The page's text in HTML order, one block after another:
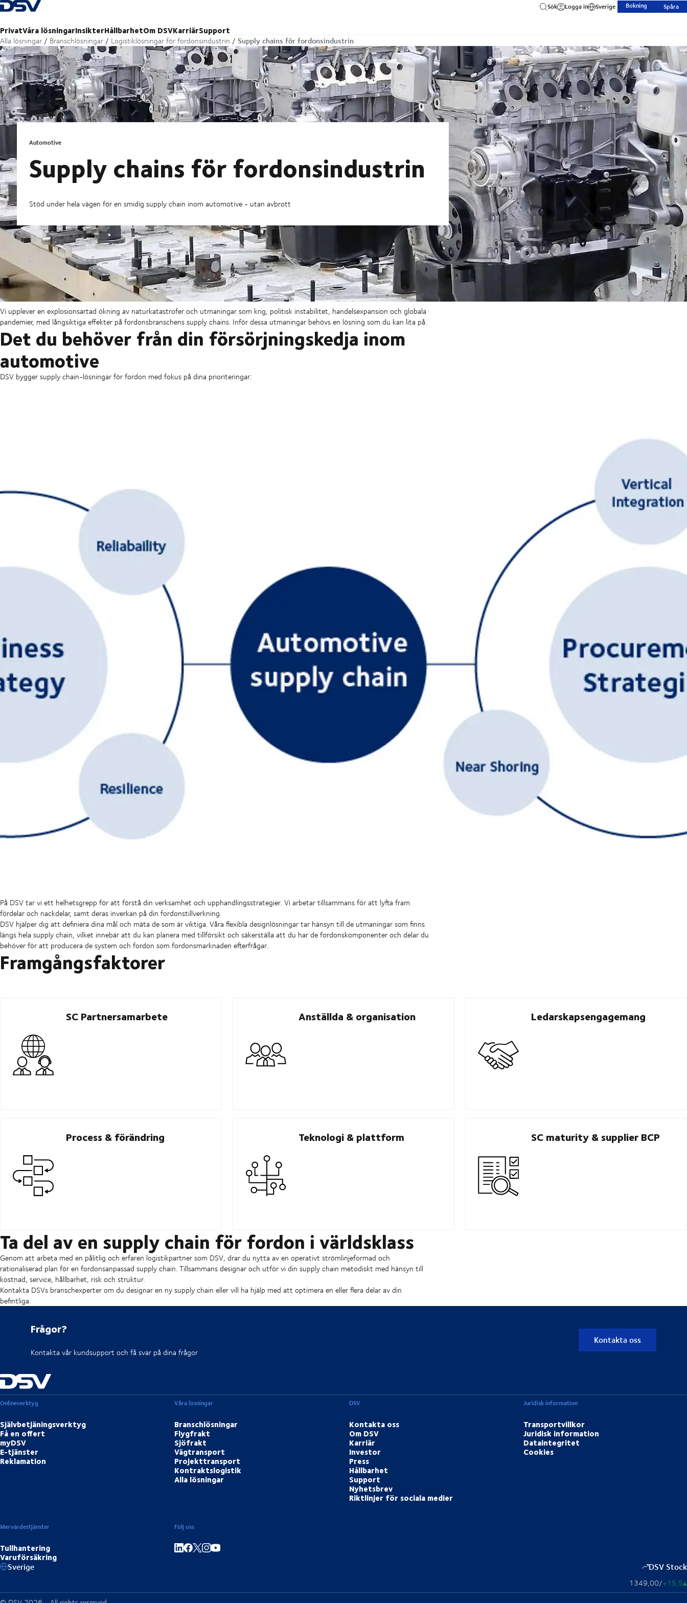
Tillbaka till hemsidan
PrivatVåra lösningarInsikterHållbarhetOm DSVKarriärSupport
Sök Logga in Sverige Bokning Spåra
Alla lösningar Branschlösningar Logistiklösningar för fordonsindustrin Supply chains för fordonsindustrin
Automotive
Supply chains för fordonsindustrin
Stöd under hela vägen för en smidig supply chain inom automotive - utan avbrott
Vi upplever en explosionsartad ökning av naturkatastrofer och utmaningar som krig, politisk instabilitet, handelsexpansion och globala
pandemier, med långsiktiga effekter på fordonsbranschens supply chains. Inför dessa utmaningar behövs en lösning som du kan lita på.
Det du behöver från din försörjningskedja inom
automotive
DSV bygger supply chain-lösningar för fordon med fokus på dina prioriteringar:
På DSV tar vi ett helhetsgrepp för att förstå din verksamhet och upphandlingsstrategier. Vi arbetar tillsammans för att lyfta fram
fördelar och nackdelar, samt deras inverkan på din fordonstillverkning.
DSV hjälper dig att definiera dina mål och mäta de som är viktiga. Våra flexibla designlösningar tar hänsyn till de utmaningar som finns
längs hela supply chain, vilket innebär att du kan planera med tillförsikt och säkerställa att du har de fordonskomponenter och delar du
behöver för att producera de system och fordon som fordonsmarknaden efterfrågar.
Framgångsfaktorer
SC Partnersamarbete Anställda & organisation Ledarskapsengagemang
Process & förändring Teknologi & plattform SC maturity & supplier BCP
Ta del av en supply chain för fordon i världsklass
Genom att arbeta med en pålitlig och erfaren logistikpartner som DSV, drar du nytta av en operativt strömlinjeformad och
rationaliserad plan för en fordonsanpassad supply chain. Tillsammans designar och utför vi din supply chain metodiskt med hänsyn till
kostnad, service, hållbarhet, risk och struktur.
Kontakta DSVs branschexperter om du designar en ny supply chain eller vill ha hjälp med att optimera en eller flera delar av din
befintliga.
Frågor?
Kontakta vår kundsupport och få svar på dina frågor
Kontakta oss
Onlineverktyg
Självbetjäningsverktyg
Få en offert
myDSV
E-tjänster
Reklamation
Våra lösningar
Branschlösningar
Flygfrakt
Sjöfrakt
Vägtransport
Projekttransport
Kontraktslogistik
Alla lösningar
DSV
Kontakta oss
Om DSV
Karriär
Investor
Press
Hållbarhet
Support
Nyhetsbrev
Riktlinjer för sociala medier
Juridisk information
Transportvillkor
Juridisk information
Dataintegritet
Cookies
Mervärdestjänster
Tullhantering
Varuförsäkring
Följ oss
Sverige DSV Stock
1349,00/+15,5▴